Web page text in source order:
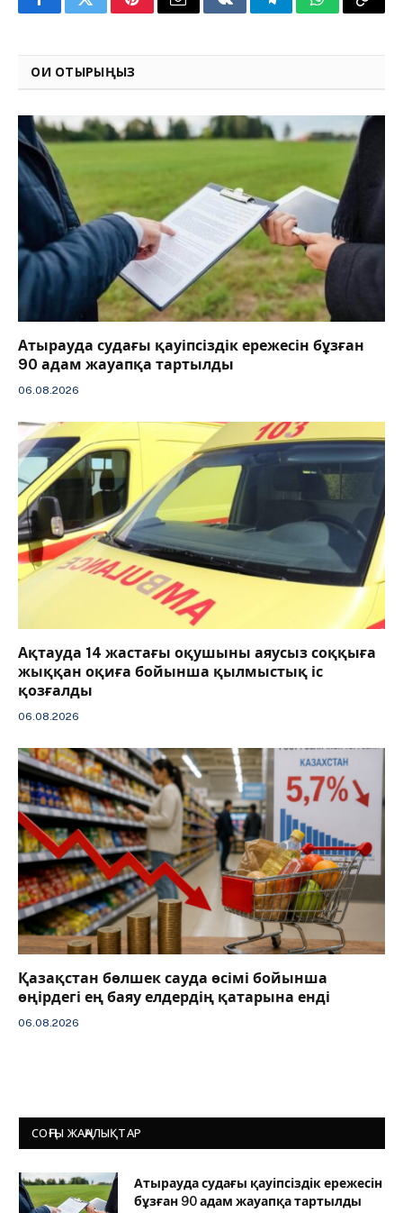
FacebookTwitterPinterestEmail VKontakteTelegramWhatsApp
Copy
ОҚИ ОТЫРЫҢЫЗ
Атырауда судағы қауіпсіздік ережесін бұзған
90 адам жауапқа тартылды
06.08.2026
Ақтауда 14 жастағы оқушыны аяусыз соққыға
жыққан оқиға бойынша қылмыстық іс
қозғалды
06.08.2026
Қазақстан бөлшек сауда өсімі бойынша
өңірдегі ең баяу елдердің қатарына енді
06.08.2026
СОҢҒЫ ЖАҢАЛЫҚТАР
Атырауда судағы қауіпсіздік ережесін
бұзған 90 адам жауапқа тартылды